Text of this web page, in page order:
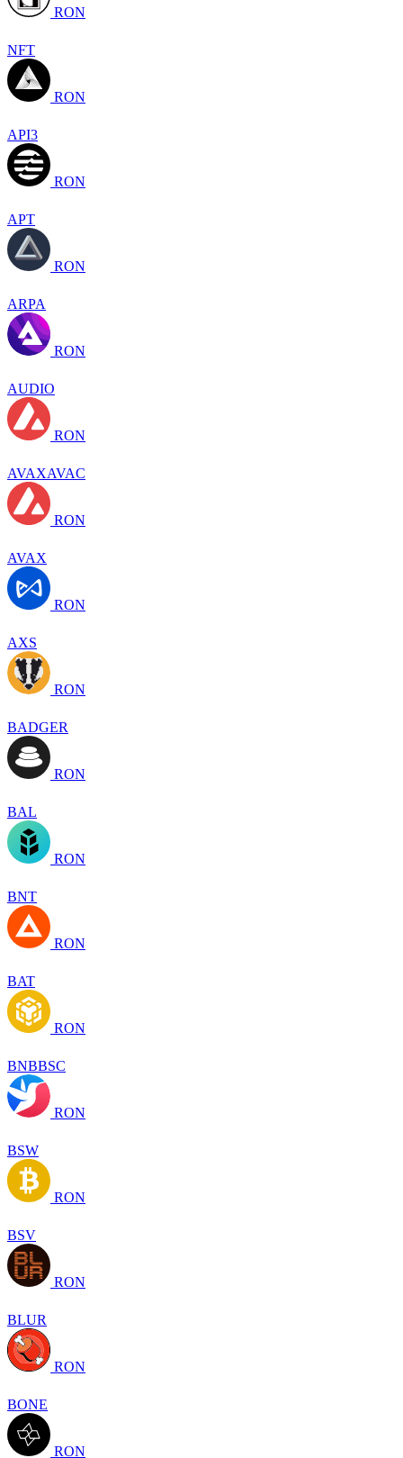
RON
NFT
RON
API3
RON
APT
RON
ARPA
RON
AUDIO
RON
AVAXAVAC
RON
AVAX
RON
AXS
RON
BADGER
RON
BAL
RON
BNT
RON
BAT
RON
BNBBSC
RON
BSW
RON
BSV
RON
BLUR
RON
BONE
RON